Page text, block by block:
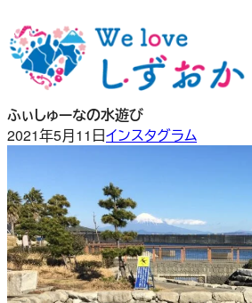
容
を
ッ
プ
ふぃしゅーなの水遊び
2021年5月11日インスタグラム